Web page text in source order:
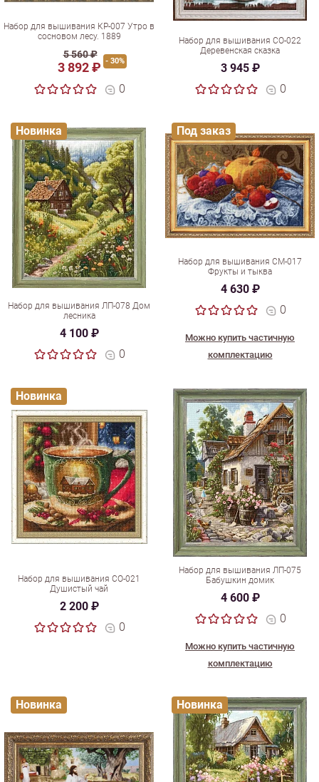
Набор для вышивания КР-007 Утро в
сосновом лесу. 1889
5 560 ₽
3 892 ₽ - 30%
0
Набор для вышивания СО-022
Деревенская сказка
3 945 ₽
0
Набор для вышивания ЛП-078 Дом
лесника
4 100 ₽
0
Новинка
Набор для вышивания СМ-017
Фрукты и тыква
4 630 ₽
0
Можно купить частичную
комплектацию
Под заказ
Набор для вышивания СО-021
Душистый чай
2 200 ₽
0
Новинка
Набор для вышивания ЛП-075
Бабушкин домик
4 600 ₽
0
Можно купить частичную
комплектацию
Новинка Новинка